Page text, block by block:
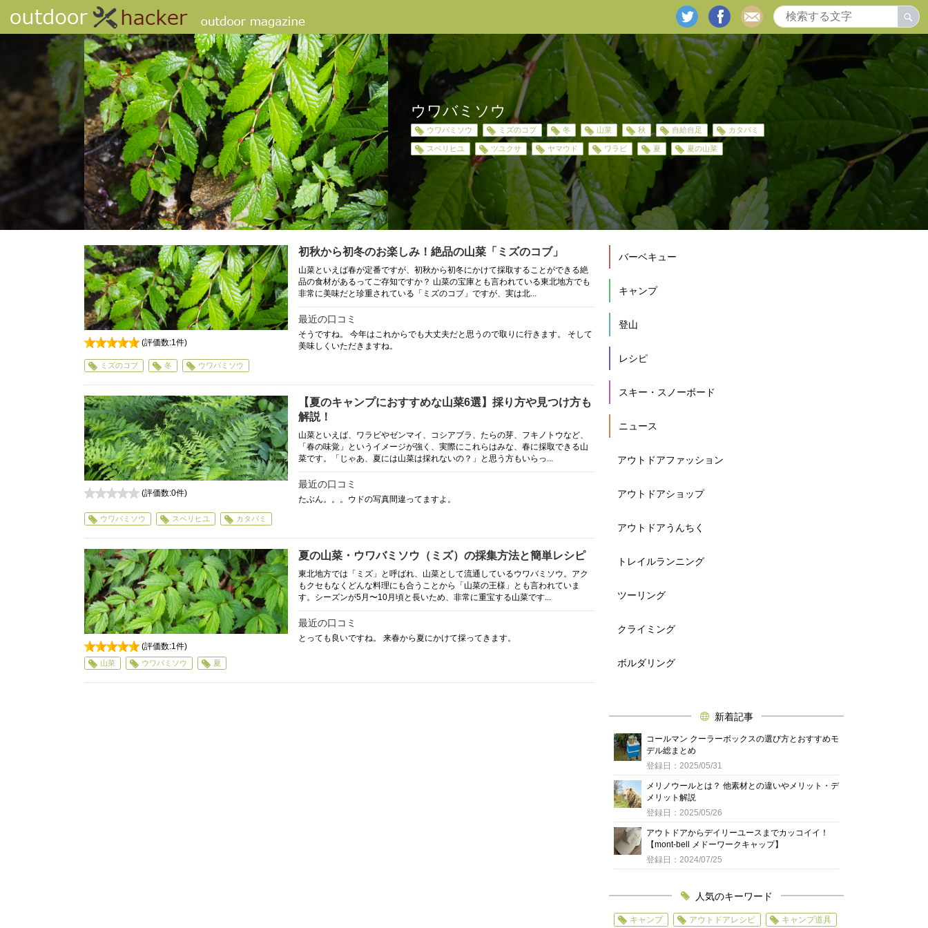
ウワバミソウ
ウワバミソウ ミズのコブ 冬 山菜 秋 自給自足 カタバミ
スベリヒユ ツユクサ ヤマウド ワラビ 夏 夏の山菜
初秋から初冬のお楽しみ！絶品の山菜「ミズのコブ」
山菜といえば春が定番ですが、初秋から初冬にかけて採取することができる絶
品の食材があるってご存知ですか？ 山菜の宝庫とも言われている東北地方でも
非常に美味だと珍重されている「ミズのコブ」ですが、実は北...
最近の口コミ
そうですね。 今年はこれからでも大丈夫だと思うので取りに行きます。 そして
美味しくいただきますね。
(評価数:1件)
ミズのコブ 冬 ウワバミソウ
【夏のキャンプにおすすめな山菜6選】採り方や見つけ方も
解説！
山菜といえば、ワラビやゼンマイ、コシアブラ、たらの芽、フキノトウなど、
「春の味覚」というイメージが強く、実際にこれらはみな、春に採取できる山
菜です。「じゃあ、夏には山菜は採れないの？」と思う方もいらっ...
最近の口コミ
たぶん。。。ウドの写真間違ってますよ。
(評価数:0件)
ウワバミソウ スベリヒユ カタバミ
夏の山菜・ウワバミソウ（ミズ）の採集方法と簡単レシピ
東北地方では「ミズ」と呼ばれ、山菜として流通しているウワバミソウ。アク
もクセもなくどんな料理にも合うことから「山菜の王様」とも言われていま
す。シーズンが5月〜10月頃と長いため、非常に重宝する山菜です...
最近の口コミ
とっても良いですね。 来春から夏にかけて採ってきます。
5
(評価数:1件)
山菜 ウワバミソウ 夏
バーベキュー
キャンプ
登山
レシピ
スキー・スノーボード
ニュース
アウトドアファッション
アウトドアショップ
アウトドアうんちく
トレイルランニング
ツーリング
クライミング
ボルダリング
新着記事
コールマン クーラーボックスの選び方とおすすめモ
デル総まとめ
登録日：2025/05/31
メリノウールとは？ 他素材との違いやメリット・デ
メリット解説
登録日：2025/05/26
アウトドアからデイリーユースまでカッコイイ！
【mont-bell メドーワークキャップ】
登録日：2024/07/25
人気のキーワード
キャンプ アウトドアレシピ キャンプ道具